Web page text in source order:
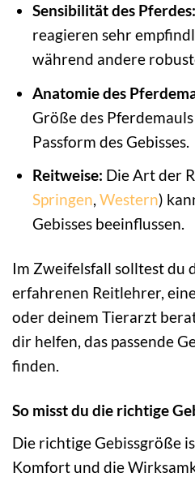
Sensibilität des Pferdes:
reagieren sehr
während andere
Anatomie des
Größe des
Passform des Gebisses.
Reitweise: Die Art der
Springen, Western)
Gebisses beeinflussen.
Im Zweifelsfall solltest du
erfahrenen Reitlehrer,
oder deinem Tierarzt
dir helfen, das passende
finden.
So misst du die richtige
Die richtige Gebissgröße
Komfort und die